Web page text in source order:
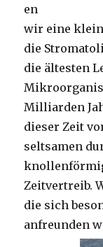
en
wir eine
die
die ältesten
Milliarden
dieser Zeit
seltsamen
Zeitvertreib.
die sich
anfreunden